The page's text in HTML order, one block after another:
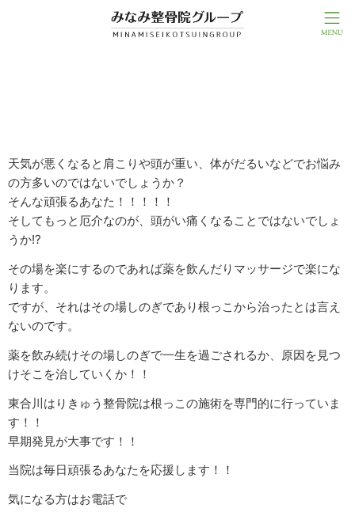
天気が悪くなると肩こりや頭が重い、体がだるいなどでお悩み
の方多いのではないでしょうか？
そんな頑張るあなた！！！！！
そしてもっと厄介なのが、頭がい痛くなることではないでしょ
うか!?
その場を楽にするのであれば薬を飲んだりマッサージで楽にな
ります。
ですが、それはその場しのぎであり根っこから治ったとは言え
ないのです。
薬を飲み続けその場しのぎで一生を過ごされるか、原因を見つ
けそこを治していくか！！
東合川はりきゅう整骨院は根っこの施術を専門的に行っていま
す！！
早期発見が大事です！！
当院は毎日頑張るあなたを応援します！！
気になる方はお電話で